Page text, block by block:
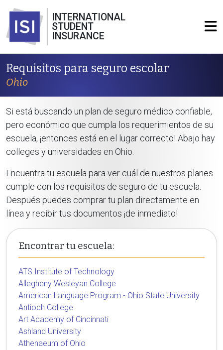
INTERNATIONAL
STUDENT
INSURANCE
Requisitos para seguro escolar
Ohio
Si está buscando un plan de seguro médico confiable,
pero económico que cumpla los requerimientos de su
escuela, ¡entonces está en el lugar correcto! Abajo hay
colleges y universidades en Ohio.
Encuentra tu escuela para ver cuál de nuestros planes
cumple con los requisitos de seguro de tu escuela.
Después puedes comprar tu plan directamente en
línea y recibir tus documentos ¡de inmediato!
Encontrar tu escuela:
ATS Institute of Technology
Allegheny Wesleyan College
American Language Program - Ohio State University
Antioch College
Art Academy of Cincinnati
Ashland University
Athenaeum of Ohio